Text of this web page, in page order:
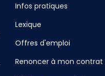
Infos pratiques
Lexique
Offres d'emploi
Renoncer à mon contrat